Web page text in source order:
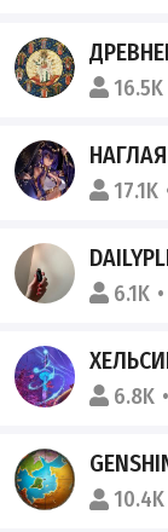
16.5K
17.1K
6.1K
6.8K
10.4K